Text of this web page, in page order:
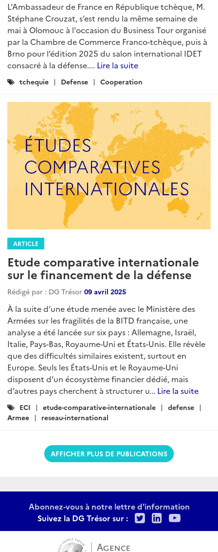
L’Ambassadeur de France en République tchèque, M.
Stéphane Crouzat, s’est rendu la même semaine de
mai à Olomouc à l'occasion du Business Tour organisé
par la Chambre de Commerce Franco-tchèque, puis à
Brno pour l’édition 2025 du salon international IDET
consacré à la défense.... Lire la suite
Catégories
tchequie Defense Cooperation
ARTICLE
Etude comparative internationale
sur le financement de la défense
Rédigé par : DG Trésor 09 avril 2025
À la suite d’une étude menée avec le Ministère des
Armées sur les fragilités de la BITD française, une
analyse a été lancée sur six pays : Allemagne, Israël,
Italie, Pays-Bas, Royaume-Uni et États-Unis. Elle révèle
que des difficultés similaires existent, surtout en
Europe. Seuls les États-Unis et le Royaume-Uni
disposent d’un écosystème financier dédié, mais
d’autres pays cherchent à structurer u... Lire la suite
Catégories
:
ECI etude-comparative-internationale
defense
Armee
reseau-international
AFFICHER PLUS DE PUBLICATIONS
Abonnez-vous à notre lettre d'information
Suivez la DG Trésor sur :
TwitterLinkedIn